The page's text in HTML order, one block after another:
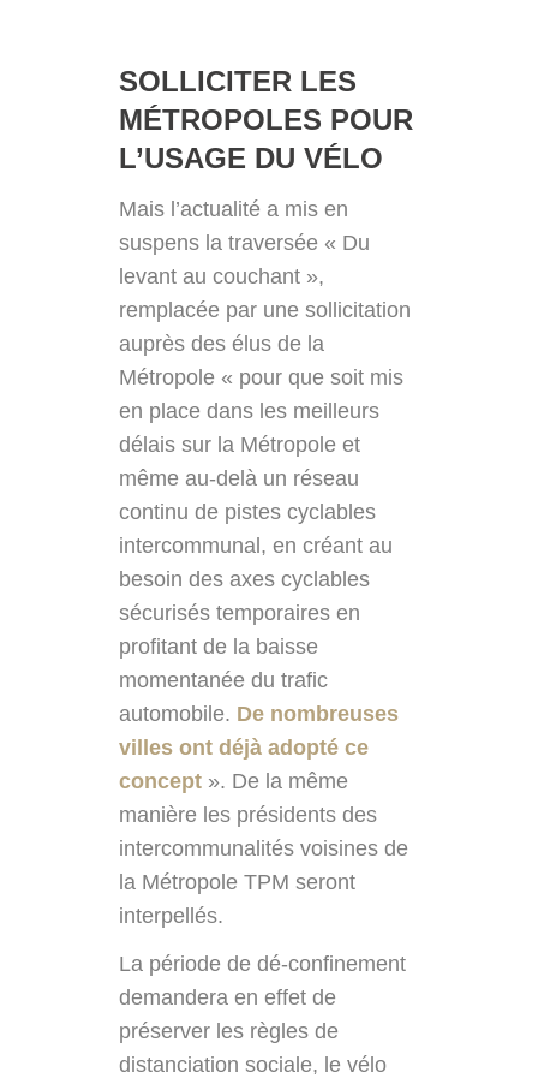
SOLLICITER LES
MÉTROPOLES POUR
L’USAGE DU VÉLO
Mais l’actualité a mis en
suspens la traversée « Du
levant au couchant »,
remplacée par une sollicitation
auprès des élus de la
Métropole « pour que soit mis
en place dans les meilleurs
délais sur la Métropole et
même au-delà un réseau
continu de pistes cyclables
intercommunal, en créant au
besoin des axes cyclables
sécurisés temporaires en
profitant de la baisse
momentanée du trafic
automobile. De nombreuses
villes ont déjà adopté ce
concept ». De la même
manière les présidents des
intercommunalités voisines de
la Métropole TPM seront
interpellés.
La période de dé-confinement
demandera en effet de
préserver les règles de
distanciation sociale, le vélo